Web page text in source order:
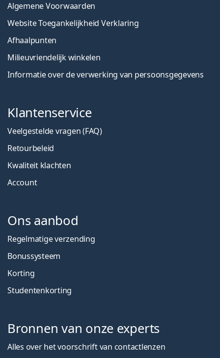
Algemene Voorwaarden
Website Toegankelijkheid Verklaring
Afhaalpunten
Milieuvriendelijk winkelen
Informatie over de verwerking van persoonsgegevens
Klantenservice
Veelgestelde vragen (FAQ)
Retourbeleid
Kwaliteit klachten
Account
Ons aanbod
Regelmatige verzending
Bonussysteem
Korting
Studentenkorting
Bronnen van onze experts
Alles over het voorschrift van contactlenzen